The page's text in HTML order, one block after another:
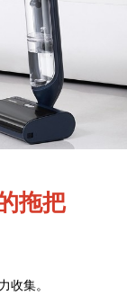
拖把
收集。